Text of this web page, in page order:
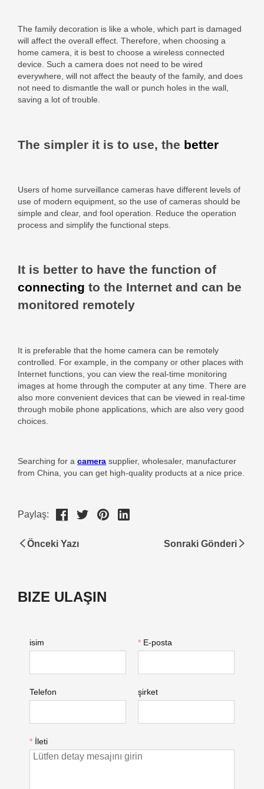
Paylaş:
Önceki Yazı Sonraki Gönderi
BIZE ULAŞIN
isim * E-posta
Telefon şirket
* İleti